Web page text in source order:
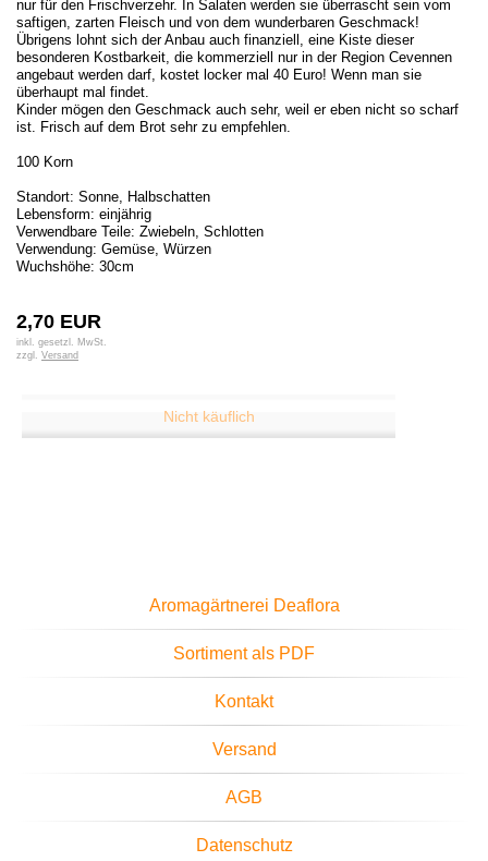
nur für den Frischverzehr. In Salaten werden sie überrascht sein vom
saftigen, zarten Fleisch und von dem wunderbaren Geschmack!
Übrigens lohnt sich der Anbau auch finanziell, eine Kiste dieser
besonderen Kostbarkeit, die kommerziell nur in der Region Cevennen
angebaut werden darf, kostet locker mal 40 Euro! Wenn man sie
überhaupt mal findet.
Kinder mögen den Geschmack auch sehr, weil er eben nicht so scharf
ist. Frisch auf dem Brot sehr zu empfehlen.
100 Korn
Standort: Sonne, Halbschatten
Lebensform: einjährig
Verwendbare Teile: Zwiebeln, Schlotten
Verwendung: Gemüse, Würzen
Wuchshöhe: 30cm
2,70 EUR
inkl. gesetzl. MwSt.
zzgl. Versand
Aromagärtnerei Deaflora
Sortiment als PDF
Kontakt
Versand
AGB
Datenschutz